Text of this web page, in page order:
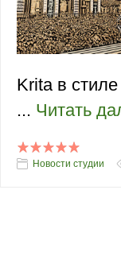
Krita в
... Читать
Новости студии